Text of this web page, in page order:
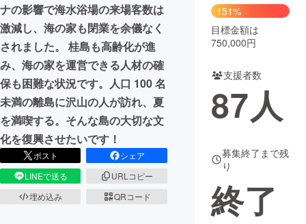
CAMPFIRE for Social Good
CAMPFIRE Creation
CAMPFIREふるさと納税
コミュニティ
ナの影響で海水浴場の来場客数は
激減し、海の家も閉業を余儀なく
されました。 桂島も高齢化が進
み、海の家を運営できる人材の確
保も困難な状況です。人口 100 名
未満の離島に沢山の人が訪れ、夏
を満喫する。そんな島の大切な文
化を復興させたいです！
ポスト
シェア
LINEで送る
URLコピー
埋め込み
QRコード
151%
目標金額は
750,000円
支援者数
87人
募集終了まで残
り
終了